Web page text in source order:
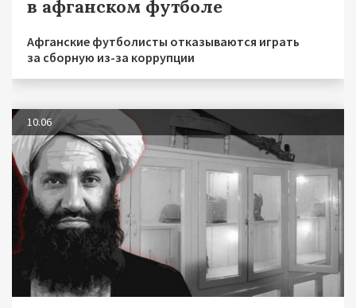
в афганском футболе
Афганские футболисты отказываются играть
за сборную из-за коррупции
10.06